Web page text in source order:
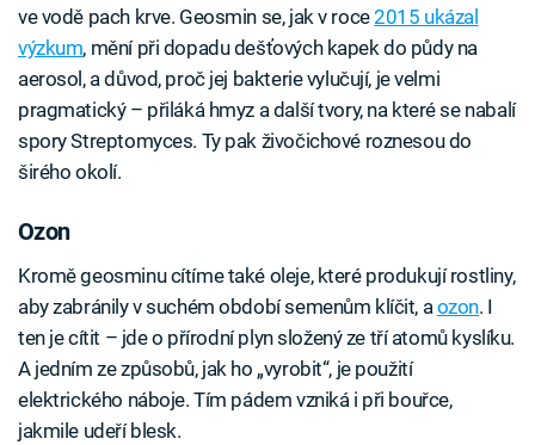
ve vodě pach krve. Geosmin se, jak v roce2015 ukázal
výzkum, mění při dopadu dešťových kapek do půdy na
aerosol, a důvod, proč jej bakterie vylučují, je velmi
pragmatický – přiláká hmyz a další tvory, na které se nabalí
spory Streptomyces. Ty pak živočichové roznesou do
širého okolí.
Ozon
Kromě geosminu cítíme také oleje, které produkují rostliny,
aby zabránily v suchém období semenům klíčit, aozon. I
ten je cítit – jde o přírodní plyn složený ze tří atomů kyslíku.
A jedním ze způsobů, jak ho „vyrobit“, je použití
elektrického náboje. Tím pádem vzniká i při bouřce,
jakmile udeří blesk.